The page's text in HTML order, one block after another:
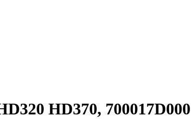
HD370,